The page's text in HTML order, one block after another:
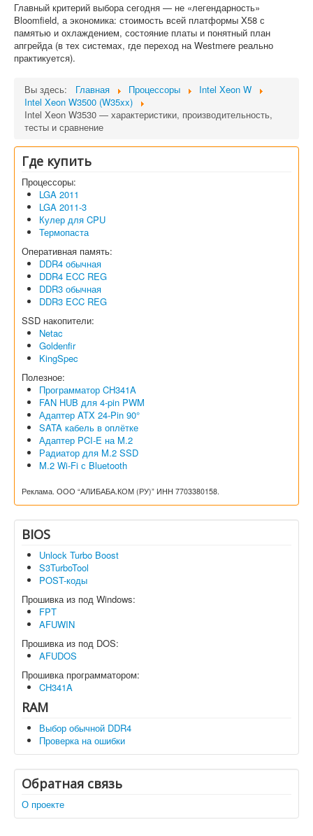
Главный критерий выбора сегодня — не «легендарность»
Bloomfield, а экономика: стоимость всей платформы X58 с
памятью и охлаждением, состояние платы и понятный план
апгрейда (в тех системах, где переход на Westmere реально
практикуется).
Вы здесь: Главная Процессоры
Intel Xeon W
Intel Xeon W3500 (W35xx)
Intel Xeon W3530 — характеристики, производительность,
тесты и сравнение
Где купить
Процессоры:
LGA 2011
LGA 2011-3
Кулер для CPU
Термопаста
Оперативная память:
DDR4 обычная
DDR4 ECC REG
DDR3 обычная
DDR3 ECC REG
SSD накопители:
Netac
Goldenfir
KingSpec
Полезное:
Программатор CH341A
FAN HUB для 4-pin PWM
Адаптер ATX 24-Pin 90°
SATA кабель в оплётке
Адаптер PCI-E на M.2
Радиатор для M.2 SSD
M.2 Wi-Fi с Bluetooth
Реклама. ООО “АЛИБАБА.КОМ (РУ)” ИНН 7703380158.
BIOS
Unlock Turbo Boost
S3TurboTool
POST-коды
Прошивка из под Windows:
FPT
AFUWIN
Прошивка из под DOS:
AFUDOS
Прошивка программатором:
CH341A
RAM
Выбор обычной DDR4
Проверка на ошибки
Обратная связь
О проекте